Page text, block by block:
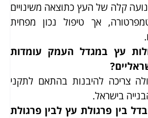
קלה של העץ כתוצאה משינויים
אך טיפול נכון מפחית
עץ במגדל העמק עומדות
צריכה להיבנות בהתאם לתקני
בישראל.
בין פרגולת עץ לבין פרגולת